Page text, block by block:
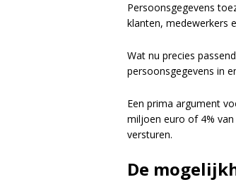
Persoonsgegevens
klanten, medewerkers
Wat nu precies
persoonsgegevens in
Een prima argument
miljoen euro of 4%
versturen.
De